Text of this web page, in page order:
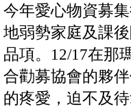
今年愛心物資募
地弱勢家庭及課
品項。12/17在那
合勸募協會的夥
的疼愛，迫不及